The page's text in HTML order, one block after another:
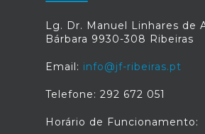
Lg. Dr. Manuel Linhares de
Bárbara 9930-308 Ribeiras
Email: info@jf-ribeiras.pt
Telefone: 292 672 051
Horário de Funcionamento: